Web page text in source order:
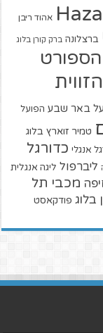
אהוד ריבן
ברצלונה ברק קורן בלוג
הזווית
באר שבע הפועל
טמיר זוארץ בלוג
אנגלי כדורגל
ליברפול ליגה אנגלית
מכבי תל
בלוג פודקאסט